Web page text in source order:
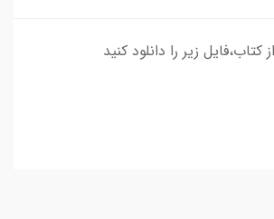
زیر را دانلود کنید